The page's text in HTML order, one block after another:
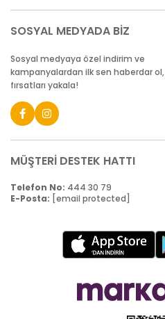
SOSYAL MEDYADA BİZ
Sosyal medyaya özel indirim ve
kampanyalardan ilk sen haberdar ol,
fırsatları yakala!
MÜŞTERİ DESTEK HATTI
Telefon No: 444 30 79
E-Posta: [email protected]